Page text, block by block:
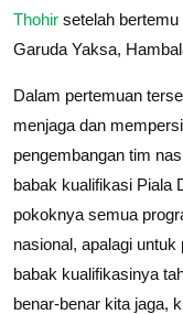
Thohir setelah
Garuda Yaksa,
Dalam pertemuan
menjaga dan
pengembangan tim
babak kualifikasi Piala
pokoknya semua
nasional, apalagi
babak kualifikasinya
benar-benar kita jaga,